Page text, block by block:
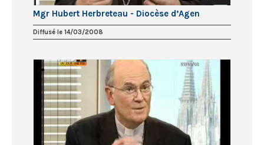
Mgr Hubert Herbreteau - Diocèse d’Agen
Diffusé le 14/03/2008